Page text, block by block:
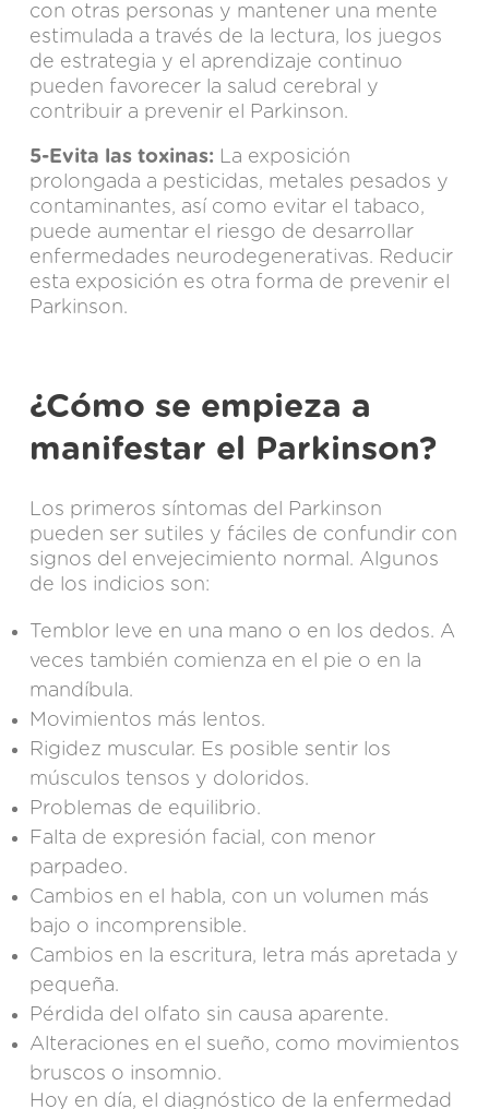
con otras personas y mantener una mente
estimulada a través de la lectura, los juegos
de estrategia y el aprendizaje continuo
pueden favorecer la salud cerebral y
contribuir a prevenir el Parkinson.
5-Evita las toxinas: La exposición
prolongada a pesticidas, metales pesados y
contaminantes, así como evitar el tabaco,
puede aumentar el riesgo de desarrollar
enfermedades neurodegenerativas. Reducir
esta exposición es otra forma de prevenir el
Parkinson.
¿Cómo se empieza a
manifestar el Parkinson?
Los primeros síntomas del Parkinson
pueden ser sutiles y fáciles de confundir con
signos del envejecimiento normal. Algunos
de los indicios son:
Temblor leve en una mano o en los dedos. A
veces también comienza en el pie o en la
mandíbula.
Movimientos más lentos.
Rigidez muscular. Es posible sentir los
músculos tensos y doloridos.
Problemas de equilibrio.
Falta de expresión facial, con menor
parpadeo.
Cambios en el habla, con un volumen más
bajo o incomprensible.
Cambios en la escritura, letra más apretada y
pequeña.
Pérdida del olfato sin causa aparente.
Alteraciones en el sueño, como movimientos
bruscos o insomnio.
Hoy en día, el diagnóstico de la enfermedad